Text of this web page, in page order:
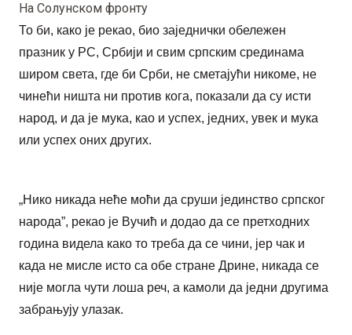
На Солунском фронту
То би, како је рекао, био заједнички обележен
празник у РС, Србији и свим српским срединама
широм света, где би Срби, не сметајући никоме, не
чинећи ништа ни против кога, показали да су исти
народ, и да је мука, као и успех, једних, увек и мука
или успех оних других.
„Нико никада неће моћи да сруши јединство српског
народа”, рекао је Вучић и додао да се претходних
година видела како то треба да се чини, јер чак и
када не мисле исто са обе стране Дрине, никада се
није могла чути лоша реч, а камоли да једни другима
забрањују улазак.